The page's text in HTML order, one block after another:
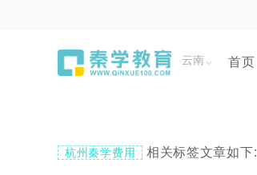
云南 首页
杭州秦学费用 相关标签文章如下: